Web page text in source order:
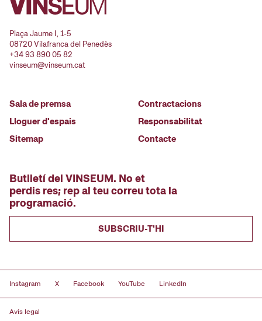
Plaça Jaume I, 1-5
08720 Vilafranca del Penedès
+34 93 890 05 82
vinseum@vinseum.cat
Sala de premsa
Lloguer d'espais
Sitemap
Contractacions
Responsabilitat
Contacte
Butlletí del VINSEUM. No et
perdis res; rep al teu correu tota la
programació.
SUBSCRIU-T'HI
Instagram X Facebook YouTube LinkedIn
Avís legal